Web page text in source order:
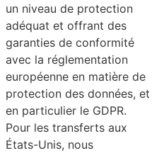
un niveau de protection
adéquat et offrant des
garanties de conformité
avec la réglementation
européenne en matière de
protection des données, et
en particulier le GDPR.
Pour les transferts aux
États-Unis, nous